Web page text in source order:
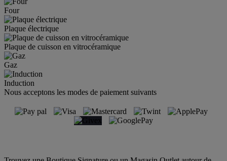
Four
Plaque électrique
Plaque de cuisson en vitrocéramique
Gaz
Induction
Nous acceptons les modes de paiement suivants